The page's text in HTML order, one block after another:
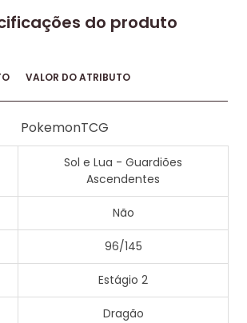
do produto
VALOR DO ATRIBUTO
PokemonTCG
Sol e Lua - Guardiões
Ascendentes
Não
96/145
Estágio 2
Dragão